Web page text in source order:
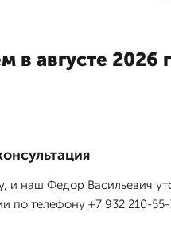
в августе 2026
и наш Федор Васильевич
по телефону +7 932 210-55-